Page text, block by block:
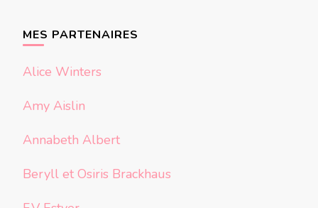
MES PARTENAIRES
Alice Winters
Amy Aislin
Annabeth Albert
Beryll et Osiris Brackhaus